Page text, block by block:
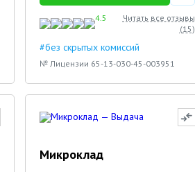
4.5
Читать все отзывы
(15)
#без скрытых комиссий
№ Лицензии 65-13-030-45-003951
Микроклад